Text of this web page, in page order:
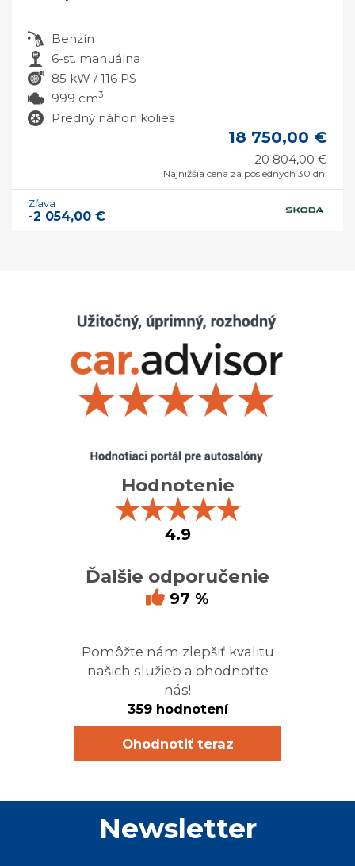
Benzín
6-st. manuálna
85 kW / 116 PS
999 cm3
Predný náhon kolies
18 750,00 €
20 804,00 €
Najnižšia cena za posledných 30 dní
Zľava
-2 054,00 €
Hodnotenie
★★★★★
4.9
Ďalšie odporučenie
97 %
Pomôžte nám zlepšiť kvalitu
našich služieb a ohodnoťte
nás!
359 hodnotení
Ohodnotiť teraz
Newsletter